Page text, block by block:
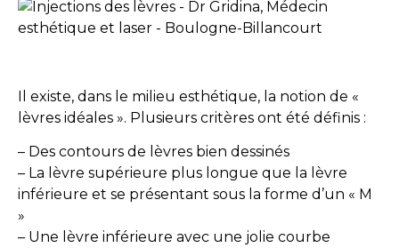
Il existe, dans le milieu esthétique, la notion de «
lèvres idéales ». Plusieurs critères ont été définis :
– Des contours de lèvres bien dessinés
– La lèvre supérieure plus longue que la lèvre
inférieure et se présentant sous la forme d’un « M
»
– Une lèvre inférieure avec une jolie courbe